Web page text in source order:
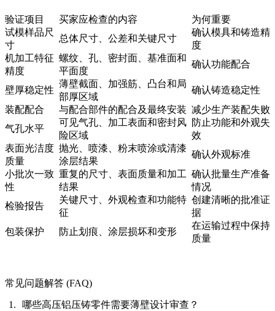
验证项目 买家应检查的内容
为何重要
试模样品尺
寸
总体尺寸、公差和关键尺寸
确认模具和铸造精
度
机加工特征
精度
螺纹、孔、密封面、基准面和
平面度
确认功能配合
壁厚稳定性
薄壁截面、加强筋、凸台和局
部厚区域
确认铸造稳定性
装配配合
与配合部件的配合及最终安装 减少生产装配失败
气孔水平
可见气孔、加工表面和密封风
险区域
防止功能和外观失
效
表面光洁度
质量
抛光、喷漆、粉末喷涂或清漆
涂层结果
确认外观标准
小批次一致
性
重复的尺寸、表面质量和加工
结果
确认批量生产准备
情况
检验报告
关键尺寸、外观检查和功能特
征
创建清晰的批准证
据
包装保护
防止划痕、涂层损坏和变形
在运输过程中保持
质量
常见问题解答 (FAQ)
哪些高压铝压铸零件需要薄壁设计审查？